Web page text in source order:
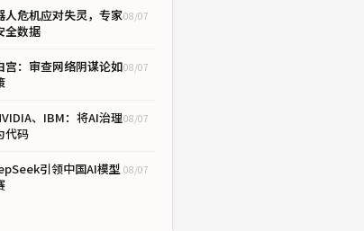
人危机应对失灵，专家
全数据
08/07
宫：审查网络阴谋论如08/07
、IBM：将AI治理
代码
08/07
引领中国AI模型08/07